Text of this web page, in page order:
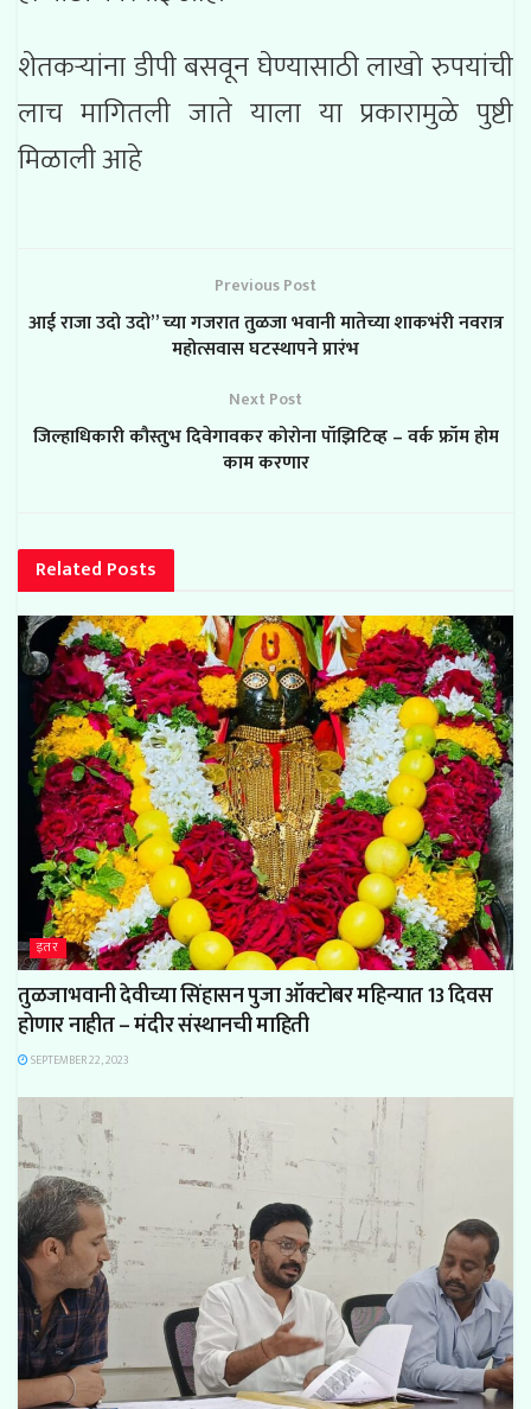
शेतकऱ्यांना डीपी बसवून घेण्यासाठी लाखो रुपयांची
लाच मागितली जाते याला या प्रकारामुळे पुष्टी
मिळाली आहे
Previous Post
आई राजा उदो उदो” च्या गजरात तुळजा भवानी मातेच्या शाकभंरी नवरात्र
महोत्सवास घटस्थापने प्रारंभ
Next Post
जिल्हाधिकारी कौस्तुभ दिवेगावकर कोरोना पॉझिटिव्ह – वर्क फ्रॉम होम
काम करणार
Related Posts
इतर
तुळजाभवानी देवीच्या सिंहासन पुजा ऑक्टोबर महिन्यात 13 दिवस
होणार नाहीत – मंदीर संस्थानची माहिती
SEPTEMBER 22, 2023